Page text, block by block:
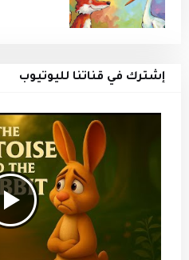
إشترك في قناتنا لليوتيوب